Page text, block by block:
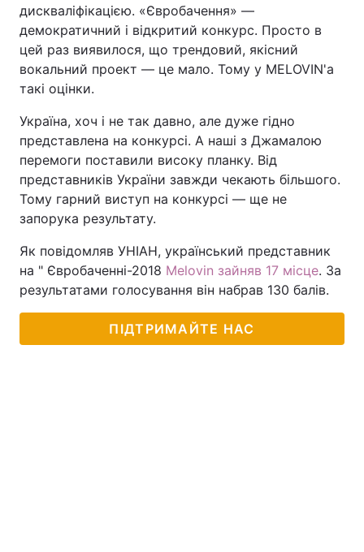
дискваліфікацією. «Євробачення» —
демократичний і відкритий конкурс. Просто в
цей раз виявилося, що трендовий, якісний
вокальний проект — це мало. Тому у MELOVIN'а
такі оцінки.
Україна, хоч і не так давно, але дуже гідно
представлена на конкурсі. А наші з Джамалою
перемоги поставили високу планку. Від
представників України завжди чекають більшого.
Тому гарний виступ на конкурсі — ще не
запорука результату.
Як повідомляв УНІАН, український представник
на " Євробаченні-2018 Melovin зайняв 17 місце. За
результатами голосування він набрав 130 балів.
ПІДТРИМАЙТЕ НАС